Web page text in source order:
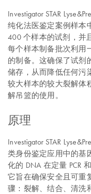
Investigator STAR
纯化法医鉴定案例样本
400 个样本的试剂，并
每个样本制备批次利用
的制备。这确保了试剂
储存，从而降低任何污
较大样本的较大裂解体
解吊篮的使用。
原理
Investigator STAR
类身份鉴定应用中的基
化的 DNA 在定量 PCR
它旨在确保安全且可重
骤：裂解、结合、清洗